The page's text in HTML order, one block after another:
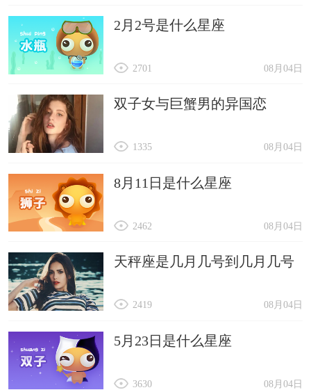
2月2号是什么星座
08月04日
2701
双子女与巨蟹男的异国恋
08月04日
1335
8月11日是什么星座
08月04日
2462
天秤座是几月几号到几月几号
08月04日
2419
5月23日是什么星座
08月04日
3630